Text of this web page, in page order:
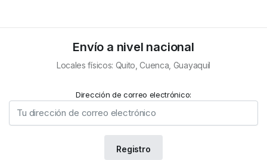
Envío a nivel nacional
Locales físicos: Quito, Cuenca, Guayaquil
Dirección de correo electrónico: